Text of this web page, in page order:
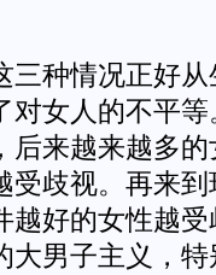
三种情况正好
对女人的不平
后来越来越多
受歧视。再来
越好的女性越
大男子主义，